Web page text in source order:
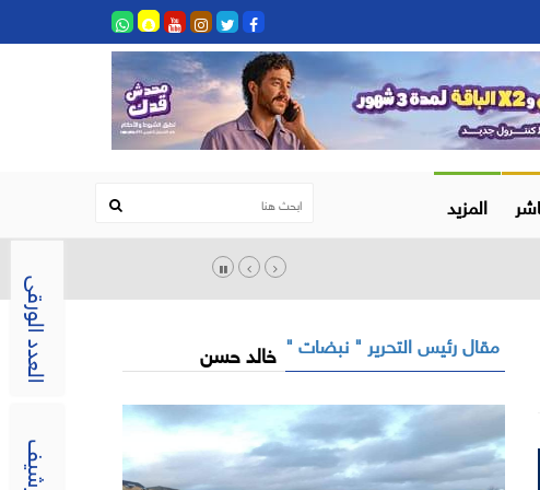
العدد الورقى
المزيد
مقال رئيس التحرير " نبضات " خالد حسن